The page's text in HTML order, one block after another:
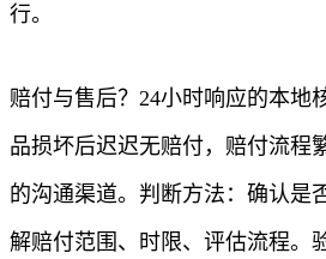
行。
赔付与售后？24小时响应的本地
品损坏后迟迟无赔付，赔付流程
的沟通渠道。判断方法：确认是
解赔付范围、时限、评估流程。